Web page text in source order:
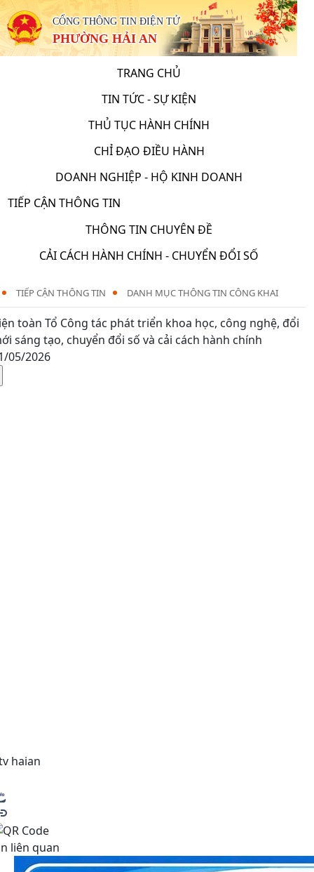
CỔNG THÔNG TIN ĐIỆN TỬ
PHƯỜNG HẢI AN
TRANG CHỦ
TIN TỨC - SỰ KIỆN
THỦ TỤC HÀNH CHÍNH
CHỈ ĐẠO ĐIỀU HÀNH
DOANH NGHIỆP - HỘ KINH DOANH
TIẾP CẬN THÔNG TIN
THÔNG TIN CHUYÊN ĐỀ
CẢI CÁCH HÀNH CHÍNH - CHUYỂN ĐỔI SỐ
TIẾP CẬN THÔNG TIN DANH MỤC THÔNG TIN CÔNG KHAI
toàn Tổ Công tác phát triển khoa học, công nghệ, đổi
sáng tạo, chuyển đổi số và cải cách hành chính
05/2026
haian
liên quan